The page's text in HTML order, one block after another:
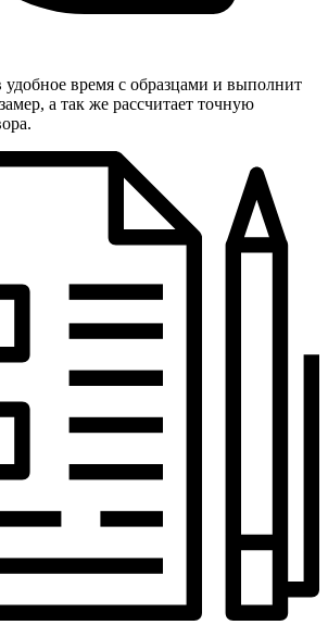
время с образцами и выполнит
а так же рассчитает точную